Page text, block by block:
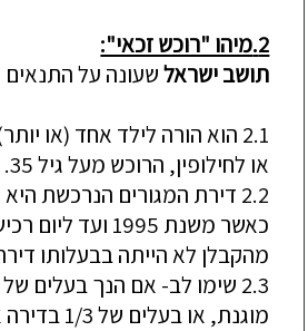
2. מיהו "רוכש זכאי":
תושב ישראלשעונה על
2.1 הוא הורה לילד אחד (או
או לחילופין, הרוכש מעל גיל 35.
2.2 דירת המגורים הנרכשת היא
כאשר משנת 1995 ועד ליום רכישת דירת המגורי
מהקבלן לא הייתה בבעלותו
2.3 שימו לב- אם הנך בעלים של
מוגנת, או בעלים של 1/3 בדירה אחרת –